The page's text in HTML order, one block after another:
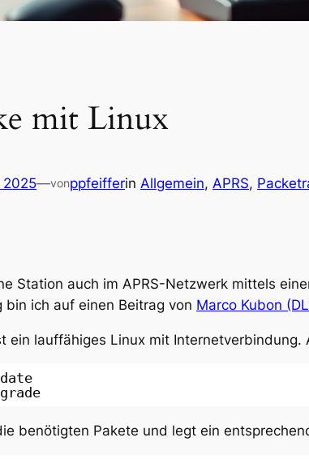
mit Linux
2025—vonppfeifferin Allgemein, APRS,
Station auch im APRS-Netzwerk mittels
bin ich auf einen Beitrag von Marco Kubon
ein lauffähiges Linux mit
benötigten Pakete und legt ein